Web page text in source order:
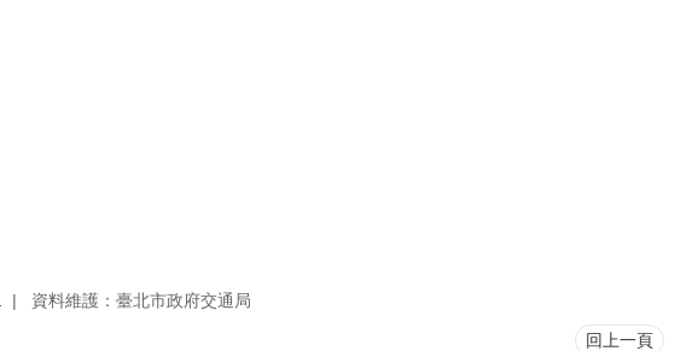
資料維護：臺北市政府交通局
回上一頁